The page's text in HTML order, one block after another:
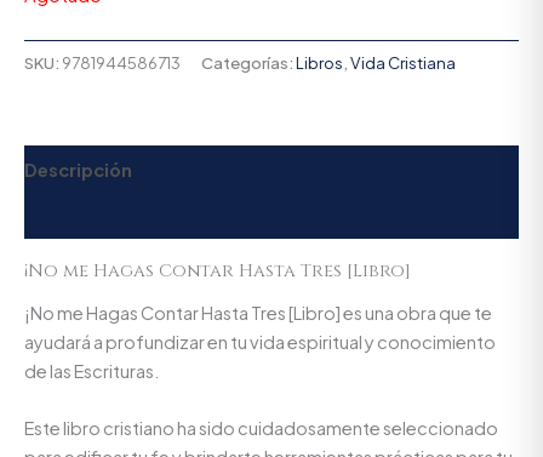
SKU: 9781944586713 Categorías:Libros Vida Cristiana
Descripción
¡No me Hagas Contar Hasta Tres [Libro]
¡No me Hagas Contar Hasta Tres [Libro] es una obra que te
ayudará a profundizar en tu vida espiritual y conocimiento
de las Escrituras.
Este libro cristiano ha sido cuidadosamente seleccionado